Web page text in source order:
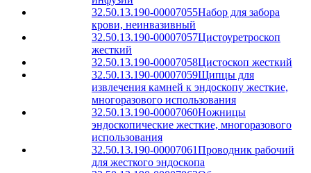
32.50.13.190-00007055Набор для забора
крови, неинвазивный
32.50.13.190-00007057Цистоуретроскоп
жесткий
32.50.13.190-00007058Цистоскоп жесткий
32.50.13.190-00007059Щипцы для
извлечения камней к эндоскопу жесткие,
многоразового использования
32.50.13.190-00007060Ножницы
эндоскопические жесткие, многоразового
использования
32.50.13.190-00007061Проводник рабочий
для жесткого эндоскопа